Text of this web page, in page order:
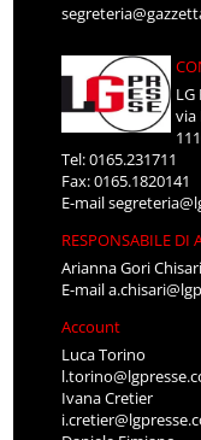
LG
via
Tel: 0165.231711
Fax: 0165.1820141
E-mail
RESPONSABILE DI
Arianna Gori Chisari
E-mail
Account
Luca Torino
Ivana Cretier